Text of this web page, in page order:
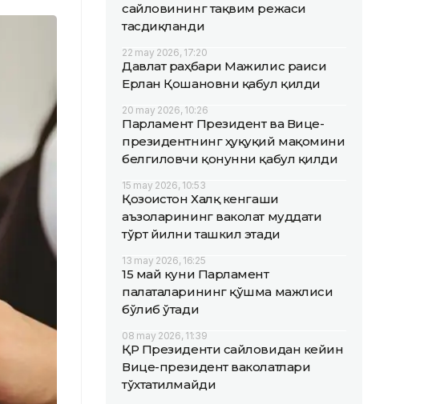
сайловининг тақвим режаси
тасдиқланди
22 may 2026, 17:20
Давлат раҳбари Мажилис раиси
Ерлан Қошановни қабул қилди
20 may 2026, 10:26
Парламент Президент ва Вице-
президентнинг ҳуқуқий мақомини
белгиловчи қонунни қабул қилди
15 may 2026, 10:53
Қозоғистон Халқ кенгаши
аъзоларининг ваколат муддати
тўрт йилни ташкил этади
13 may 2026, 16:25
15 май куни Парламент
палаталарининг қўшма мажлиси
бўлиб ўтади
08 may 2026, 11:39
ҚР Президенти сайловидан кейин
Вице-президент ваколатлари
тўхтатилмайди